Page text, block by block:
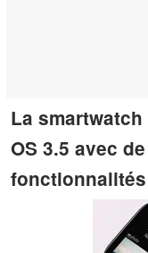
La
OS 3.5 avec
fonctionnalités